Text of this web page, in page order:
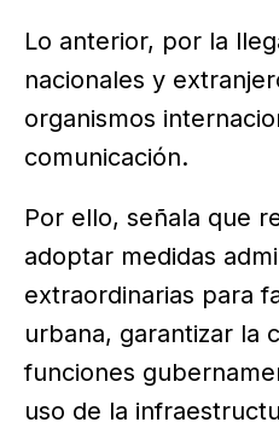
Lo anterior, por la
nacionales y
organismos
comunicación.
Por ello, señala que
adoptar medidas
extraordinarias para
urbana, garantizar la
funciones
uso de la